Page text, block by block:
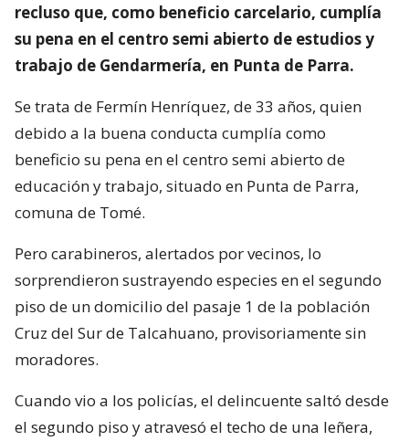
recluso que, como beneficio carcelario, cumplía
su pena en el centro semi abierto de estudios y
trabajo de Gendarmería, en Punta de Parra.
Se trata de Fermín Henríquez, de 33 años, quien
debido a la buena conducta cumplía como
beneficio su pena en el centro semi abierto de
educación y trabajo, situado en Punta de Parra,
comuna de Tomé.
Pero carabineros, alertados por vecinos, lo
sorprendieron sustrayendo especies en el segundo
piso de un domicilio del pasaje 1 de la población
Cruz del Sur de Talcahuano, provisoriamente sin
moradores.
Cuando vio a los policías, el delincuente saltó desde
el segundo piso y atravesó el techo de una leñera,